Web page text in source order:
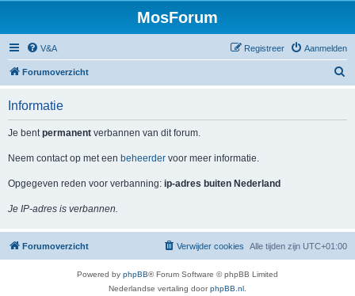
MosForum
V&A Aanmelden
Registreer
Forumoverzicht
Informatie
Je bentpermanent verbannen van dit forum.
Neem contact op met een beheerder voor meer informatie.
Opgegeven reden voor verbanning: ip-adres buiten Nederland
Je IP-adres is verbannen.
Forumoverzicht Alle tijden zijn UTC+01:00
Verwijder cookies
Powered by phpBB® Forum Software © phpBB Limited
Nederlandse vertaling doorphpBB.nl